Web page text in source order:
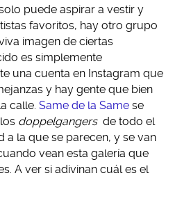
puede aspirar a vestir y
favoritos, hay otro grupo
imagen de ciertas
es simplemente
una cuenta en Instagram que
y hay gente que bien
calle. Same de la Same se
doppelgangers de todo el
a la que se parecen, y se van
vean esta galería que
A ver si adivinan cuál es el